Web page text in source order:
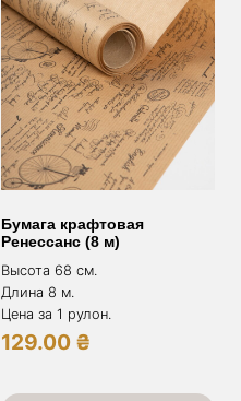
Бумага крафтовая
Ренессанс (8 м)
Высота 68 см.
Длина 8 м.
Цена за 1 рулон.
129.00 ₴